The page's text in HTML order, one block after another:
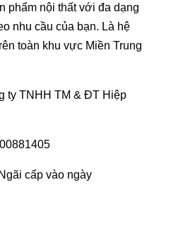
phẩm nội thất với đa dạng
nhu cầu của bạn. Là hệ
toàn khu vực Miền Trung
ty TNHH TM & ĐT Hiệp
cấp vào ngày